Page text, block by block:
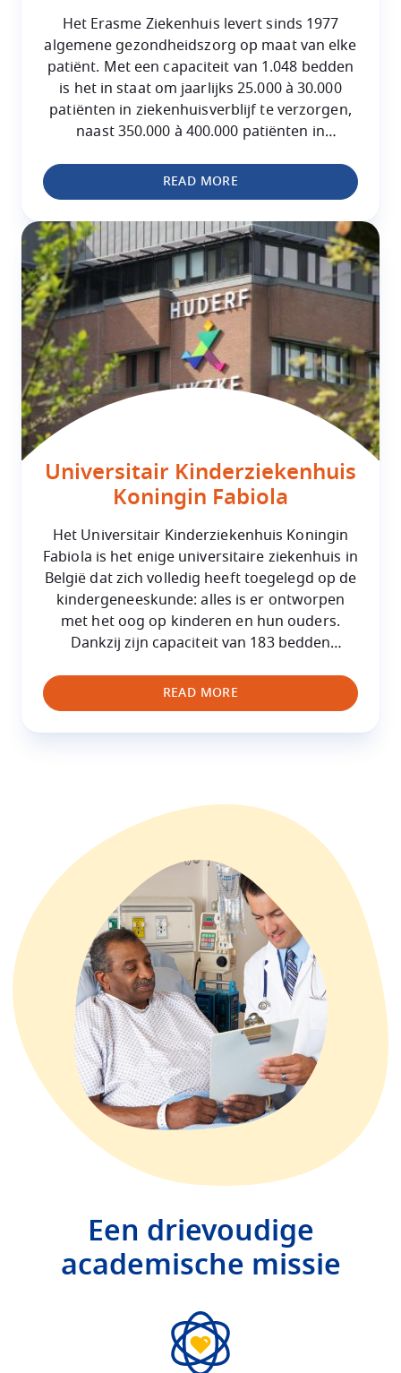
Het Erasme Ziekenhuis levert sinds 1977
algemene gezondheidszorg op maat van elke
patiënt. Met een capaciteit van 1.048 bedden
is het in staat om jaarlijks 25.000 à 30.000
patiënten in ziekenhuisverblijf te verzorgen,
naast 350.000 à 400.000 patiënten in
READ MORE
Universitair Kinderziekenhuis
Koningin Fabiola
Het Universitair Kinderziekenhuis Koningin
Fabiola is het enige universitaire ziekenhuis in
België dat zich volledig heeft toegelegd op de
kindergeneeskunde: alles is er ontworpen
met het oog op kinderen en hun ouders.
Dankzij zijn capaciteit van 183 bedden
kinderen verzorgd in ziekenhuisverblijf, en
READ MORE
Een drievoudige
academische missie